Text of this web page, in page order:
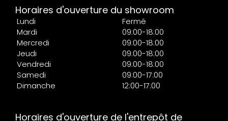
Horaires d'ouverture du showroom
Lundi
Fermé
Mardi
09:00-18:00
Mercredi
09:00-18:00
Jeudi
09:00-18:00
Vendredi
09:00-18:00
Samedi
09:00-17:00
Dimanche
12:00-17:00
Horaires d'ouverture de l'entrepôt de